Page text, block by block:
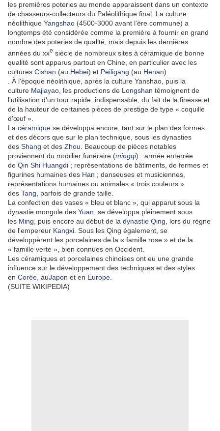
les premières poteries au monde apparaissent dans un contexte
de chasseurs-collecteurs du Paléolithique final. La culture
néolithique Yangshao (4500-3000 avant l'ère commune) a
longtemps été considérée comme la première à fournir en grand
nombre des poteries de qualité, mais depuis les dernières
années du xxe siècle de nombreux sites à céramique de bonne
qualité sont apparus partout en Chine, en particulier avec les
cultures Cishan (au Hebei) et Peiligang (au Henan)
. À l'époque néolithique, après la culture Yanshao, puis la
culture Majiayao , les productions de Longshan témoignent de
l'utilisation d'un tour rapide, indispensable, du fait de la finesse et
de la hauteur de certaines pièces de prestige de type « coquille
d'œuf ».
La céramique se développa encore, tant sur le plan des formes
et des décors que sur le plan technique, sous les dynasties
des Shang et des Zhou . Beaucoup de pièces notables
proviennent du mobilier funéraire (mingqi) : armée enterrée
de Qin Shi Huangdi ; représentations de bâtiments, de fermes et
figurines humaines des Han ; danseuses et musiciennes,
représentations humaines ou animales « trois couleurs »
des Tang , parfois de grande taille.
La confection des vases « bleu et blanc », qui apparut sous la
dynastie mongole des Yuan , se développa pleinement sous
les Ming , puis encore au début de la dynastie Qing , lors du règne
de l'empereur Kangxi . Sous les Qing également, se
développèrent les porcelaines de la « famille rose » et de la
« famille verte », bien connues en Occident.
Les céramiques et porcelaines chinoises ont eu une grande
influence sur le développement des techniques et des styles
en Corée , auJapon et en Europe
(SUITE WIKIPEDIA)